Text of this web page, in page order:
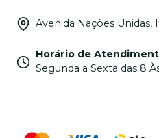
Avenida Nações Unidas,
Horário de
Segunda a Sexta das 8